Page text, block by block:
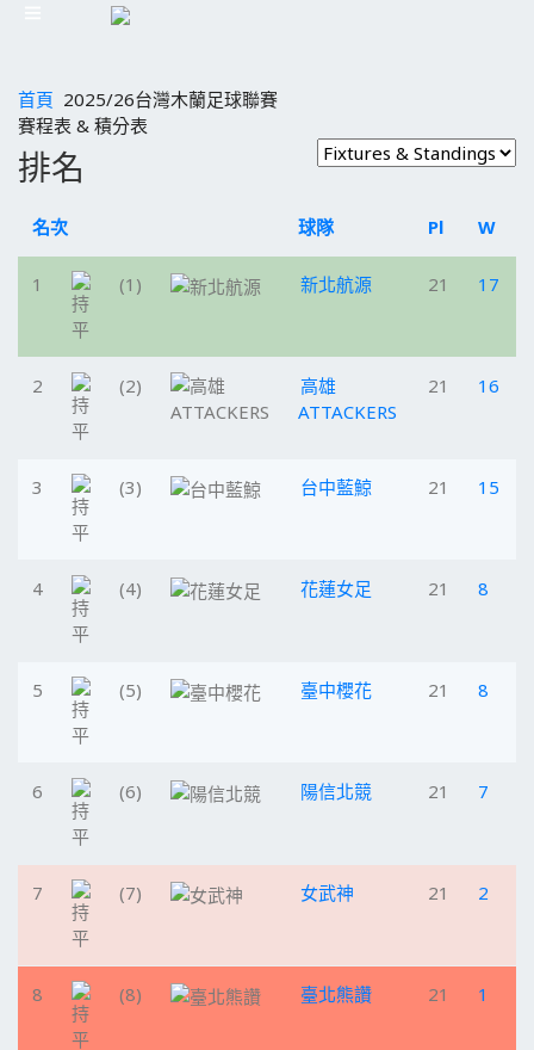
首頁 2025/26台灣木蘭足球聯賽
賽程表 & 積分表
排名
名次 球隊 Pl W
1 (1) 新北航源 21 17
2 (2)
高雄
ATTACKERS
21 16
3 (3) 台中藍鯨 21 15
4 (4) 花蓮女足 21 8
5 (5) 臺中櫻花 21 8
6 (6) 陽信北競 21 7
7 (7) 女武神 21 2
8 (8) 臺北熊讚 21 1